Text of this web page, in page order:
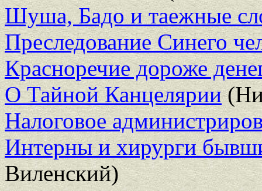
Шуша, Бадо и таежные
Преследование Синего
Красноречие дороже
О Тайной Канцелярии
Налоговое
Интерны и хирурги
Виленский)